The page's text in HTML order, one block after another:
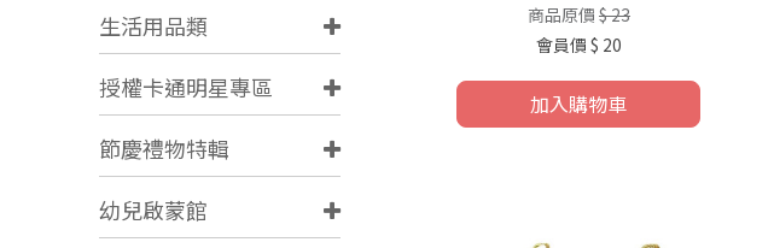
生活用品類
授權卡通明星專區
節慶禮物特輯
幼兒啟蒙館
商品原價 $ 23
會員價 $ 20
加入購物車